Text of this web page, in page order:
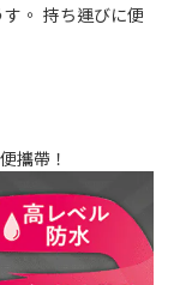
。 持ち運びに便
攜帶！